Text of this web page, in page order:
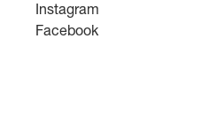
Instagram
Facebook